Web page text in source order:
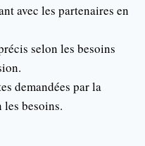
avec les partenaires en
selon les besoins
demandées par la
besoins.